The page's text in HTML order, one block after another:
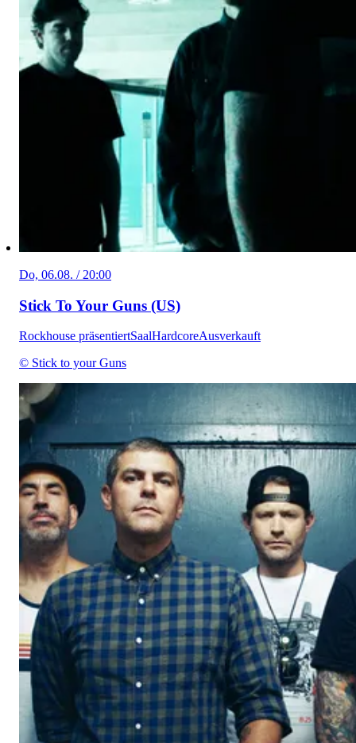
Do, 06.08. / 20:00
Stick To Your Guns (US)
Rockhouse präsentiertSaalHardcoreAusverkauft
© Stick to your Guns